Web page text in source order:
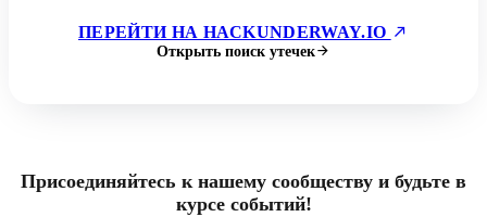
ПЕРЕЙТИ НА HACKUNDERWAY.IO
Открыть поиск утечек
Присоединяйтесь к нашему сообществу и будьте в
курсе событий!